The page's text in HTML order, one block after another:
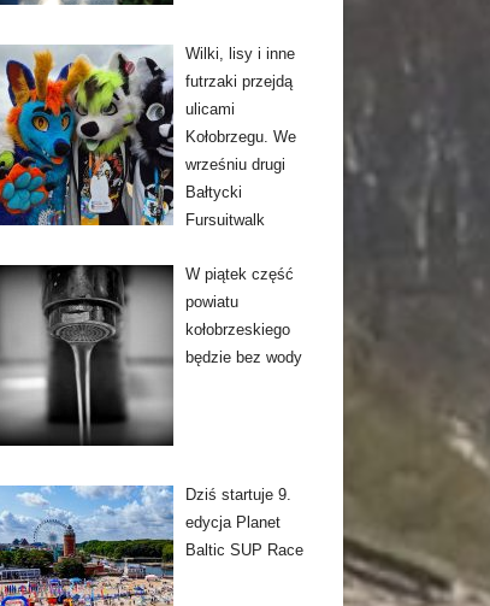
Wilki, lisy i inne
futrzaki przejdą
ulicami
Kołobrzegu. We
wrześniu drugi
Bałtycki
Fursuitwalk
W piątek część
powiatu
kołobrzeskiego
będzie bez wody
Dziś startuje 9.
edycja Planet
Baltic SUP Race